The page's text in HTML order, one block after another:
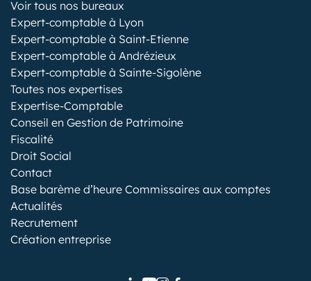
Voir tous nos bureaux
Expert-comptable à Lyon
Expert-comptable à Saint-Etienne
Expert-comptable à Andrézieux
Expert-comptable à Sainte-Sigolène
Toutes nos expertises
Expertise-Comptable
Conseil en Gestion de Patrimoine
Fiscalité
Droit Social
Contact
Base barème d’heure Commissaires aux comptes
Actualités
Recrutement
Création entreprise